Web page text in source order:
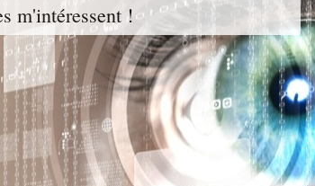
m'intéressent !